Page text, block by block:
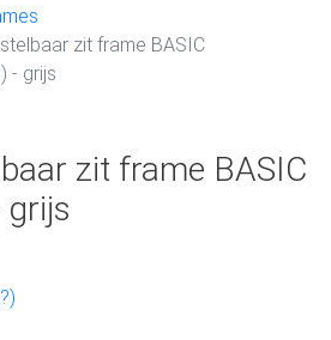
zit frame BASIC
- grijs
zit frame BASIC
grijs